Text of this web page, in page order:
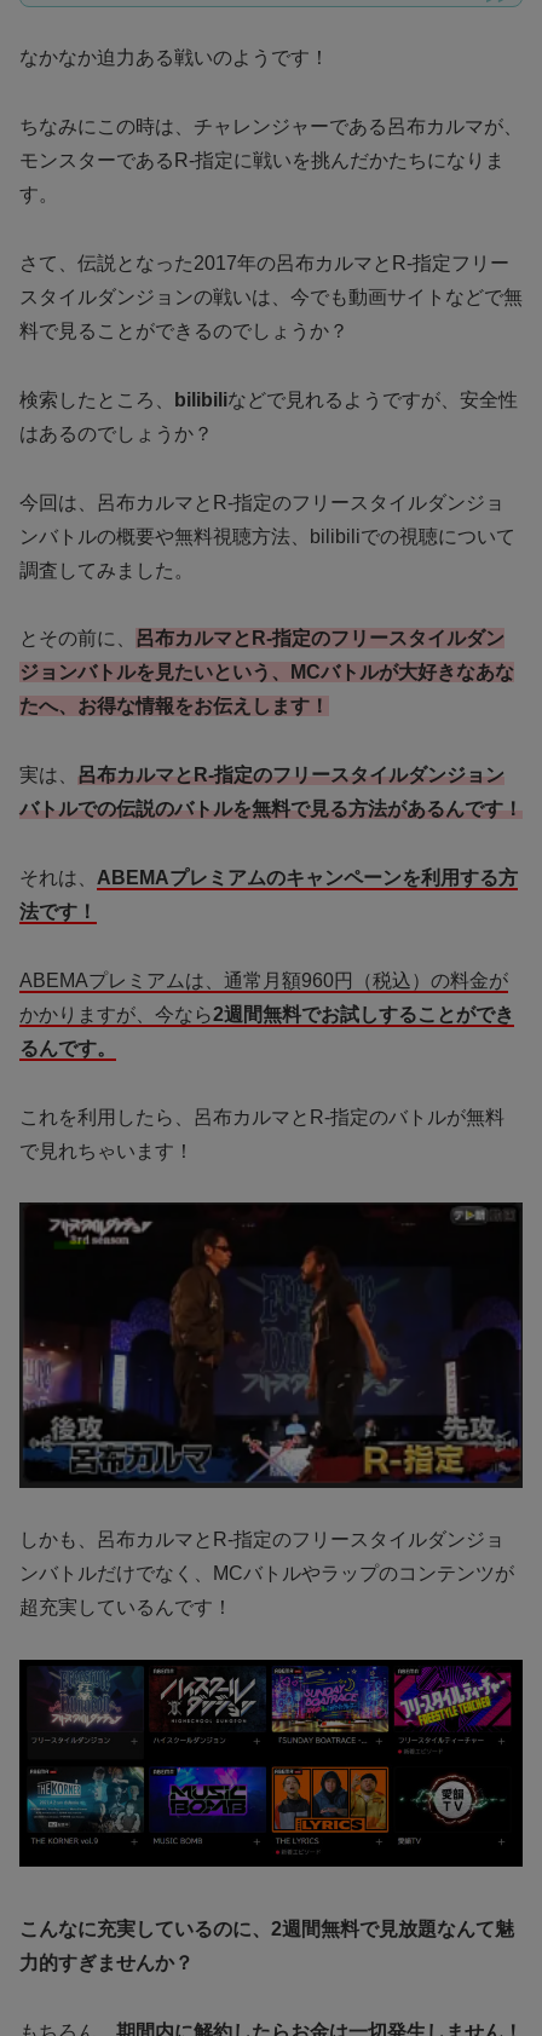
なかなか迫力ある戦いのようです！
ちなみにこの時は、チャレンジャーである呂布カルマが、
モンスターであるR-指定に戦いを挑んだかたちになりま
す。
さて、伝説となった2017年の呂布カルマとR-指定フリー
スタイルダンジョンの戦いは、今でも動画サイトなどで無
料で見ることができるのでしょうか？
検索したところ、 bilibiliなどで見れるようですが、安全性
はあるのでしょうか？
今回は、呂布カルマとR-指定のフリースタイルダンジョ
ンバトルの概要や無料視聴方法、bilibiliでの視聴について
調査してみました。
とその前に、
呂布カルマとR-指定のフリースタイルダン
ジョンバトルを見たいという、MCバトルが大好きなあな
たへ、お得な情報をお伝えします！
実は、 呂布カルマとR-指定のフリースタイルダンジョン
バトルでの伝説のバトルを無料で見る方法があるんです！
それは、 ABEMAプレミアムのキャンペーンを利用する方
法です！
ABEMAプレミアムは、通常月額960円（税込）の料金が
かかりますが、今なら2週間無料でお試しすることができ
るんです。
これを利用したら、呂布カルマとR-指定のバトルが無料
で見れちゃいます！
しかも、呂布カルマとR-指定のフリースタイルダンジョ
ンバトルだけでなく、MCバトルやラップのコンテンツが
超充実しているんです！
こんなに充実しているのに、2週間無料で見放題なんて魅
力的すぎませんか？
もちろん、 期間内に解約したらお金は一切発生しません！